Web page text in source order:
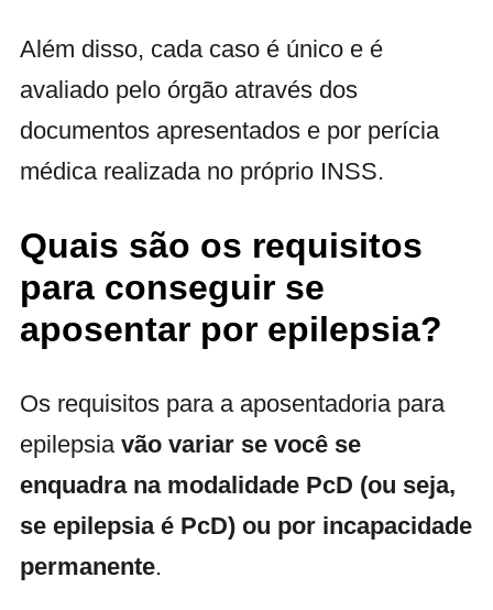
Além disso, cada caso é único e é
avaliado pelo órgão através dos
documentos apresentados e por perícia
médica realizada no próprio INSS.
Quais são os requisitos
para conseguir se
aposentar por epilepsia?
Os requisitos para a aposentadoria para
epilepsia vão variar se você se
enquadra na modalidade PcD (ou seja,
se epilepsia é PcD) ou por incapacidade
permanente.